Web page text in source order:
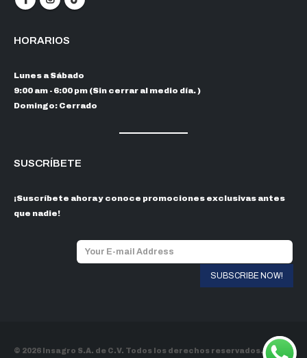
HORARIOS
Lunes a Sábado
9:00 am - 6:00 pm (Sin cerrar al medio día. )
Domingo: Cerrado
SUSCRÍBETE
¡Suscríbete ahora y conoce promociones exclusivas antes
que nadie!
© 2026 Insagro S.A. de C.V. Todos los derechos reservados.